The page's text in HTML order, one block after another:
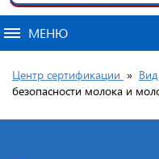
МЕНЮ
Центр сертификации »
безопасности молока и